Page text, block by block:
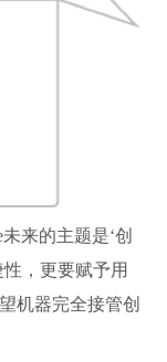
来的主题是‘创
，更要赋予用
机器完全接管创